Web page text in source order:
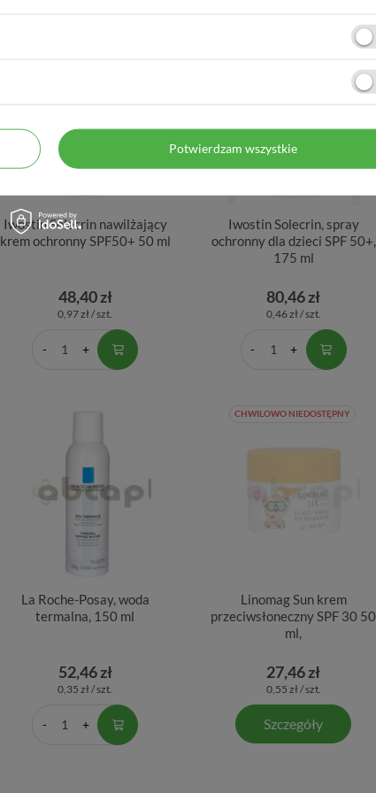
Iwostin Solecrin nawilżający
krem ochronny SPF50+ 50 ml
48,40 zł
0,97 zł / szt.
Iwostin Solecrin, spray
ochronny dla dzieci SPF 50+,
175 ml
80,46 zł
0,46 zł / szt.
La Roche-Posay, woda
termalna, 150 ml
52,46 zł
0,35 zł / szt.
CHWILOWO NIEDOSTĘPNY
Linomag Sun krem
przeciwsłoneczny SPF 30 50
ml,
27,46 zł
0,55 zł / szt.
Szczegóły
Potwierdzam wszystkie